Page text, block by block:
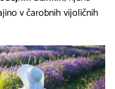
v čarobnih vijoličnih